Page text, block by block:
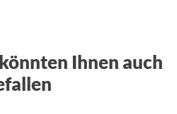
Ihnen auch